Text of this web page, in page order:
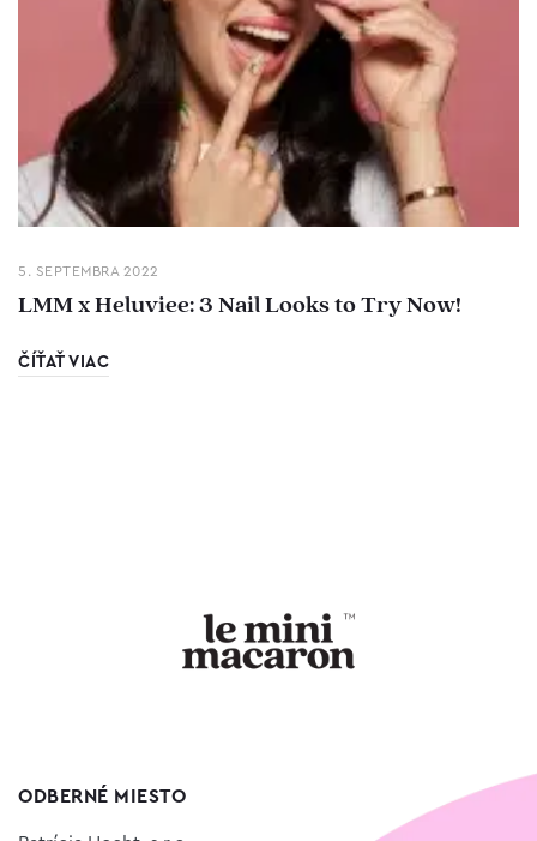
5. SEPTEMBRA 2022
LMM x Heluviee: 3 Nail Looks to Try Now!
ČÍŤAŤ VIAC
ODBERNÉ MIESTO